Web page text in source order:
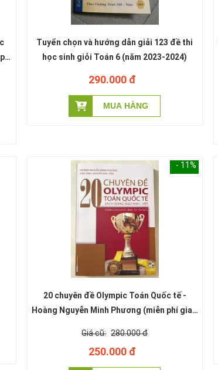
Tuyển chọn và hướng dẫn giải 123 đề thi
học sinh giỏi Toán 6 (năm 2023-2024)
290.000 đ
- 11%
20 chuyên đề Olympic Toán Quốc tế -
Hoàng Nguyễn Minh Phương (miễn phí giao
280.000 đ
250.000 đ